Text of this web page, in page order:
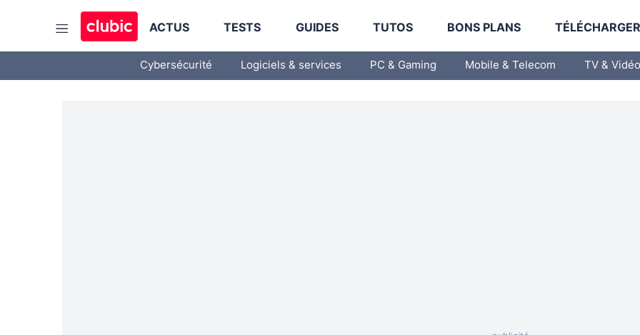
ACTUS TESTS GUIDES TUTOS BONS PLANS
Cybersécurité Logiciels & services PC & Gaming Mobile & Telecom TV & Vidéo